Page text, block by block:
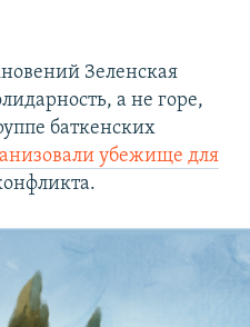
Зеленская
а не горе,
баткенских
убежище для